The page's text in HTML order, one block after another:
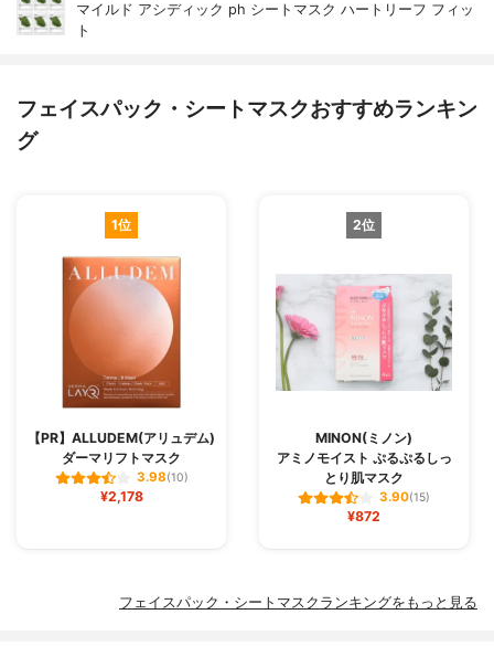
マイルド アシディック ph シートマスク ハートリーフ フィッ
ト
フェイスパック・シートマスクおすすめランキン
グ
1位
【PR】ALLUDEM(アリュデム)
ダーマリフトマスク
3.98(10)
¥2,178
2位
MINON(ミノン)
アミノモイスト ぷるぷるしっ
とり肌マスク
3.90(15)
¥872
フェイスパック・シートマスクランキングをもっと見る